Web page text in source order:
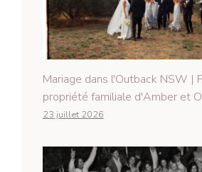
Mariage dans l'Outback NSW |
propriété familiale d'Amber et
23 juillet 2026